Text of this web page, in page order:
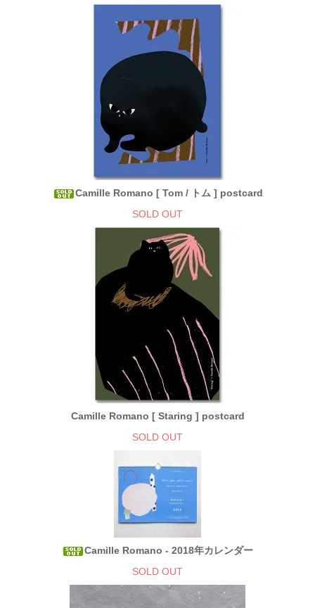
Camille Romano [ Tom / トム ] postcard
SOLD OUT
Camille Romano [ Staring ] postcard
SOLD OUT
Camille Romano - 2018年カレンダー
SOLD OUT